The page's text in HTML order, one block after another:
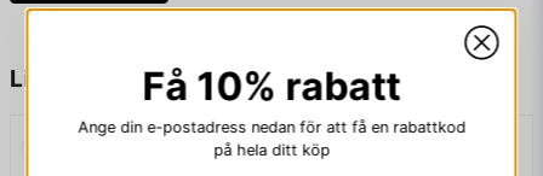
Liknande produkterFå 10% rabatt
Ange din e-postadress nedan för att få en rabattkod
på hela ditt köp